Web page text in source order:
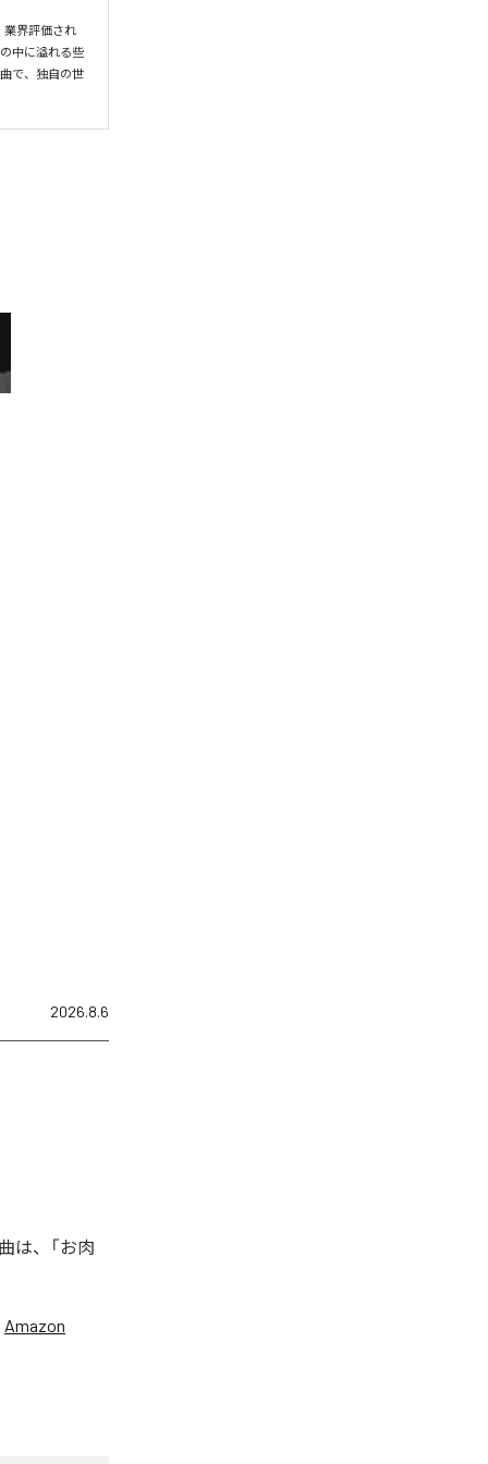
業界評価され
中に溢れる些
で、独自の世
2026.8.6
は、「お肉
Amazon